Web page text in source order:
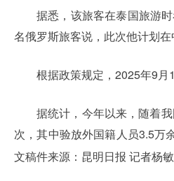
据悉，该旅客在泰国旅游
名俄罗斯旅客说，此次他计划
根据政策规定，2025年9
据统计，今年以来，随着
次，其中验放外国籍人员3.5万
文稿件来源： 昆明日报 记者杨